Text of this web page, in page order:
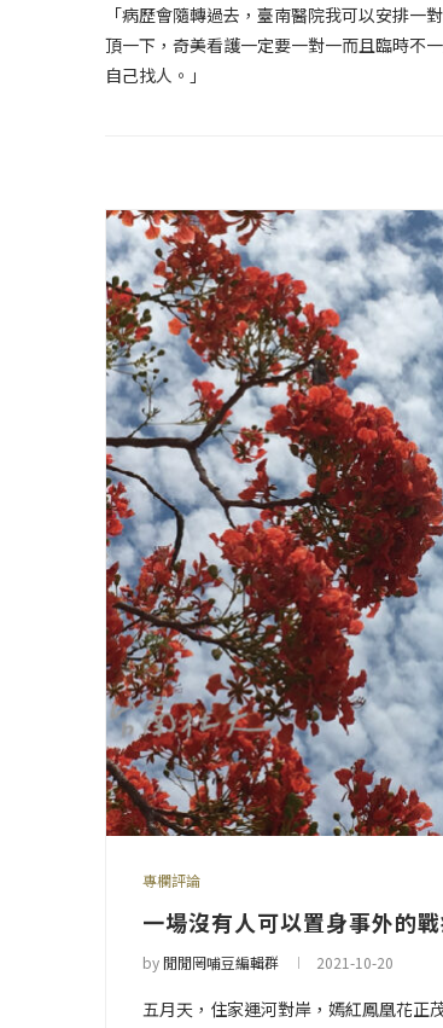
「病歷會隨轉過去，臺南醫院我可以安排一
頂一下，奇美看護一定要一對一而且臨時不
自己找人。」
專欄評論
一場沒有人可以置身事外的
by 閒閒罔哺豆編輯群 2021-10-20
五月天，住家運河對岸，嫣紅鳳凰花正